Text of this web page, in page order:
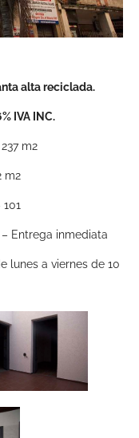
alta reciclada.
IVA INC.
237 m2
m2
Entrega inmediata
lunes a viernes de 10